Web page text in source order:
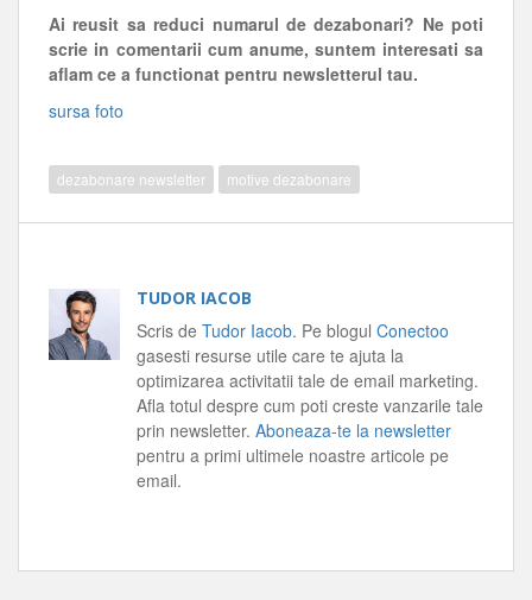
Ai reusit sa reduci numarul de dezabonari? Ne poti
scrie in comentarii cum anume, suntem interesati sa
aflam ce a functionat pentru newsletterul tau.
sursa foto
dezabonare newsletter motive dezabonare
TUDOR IACOB
Scris de Tudor Iacob. Pe blogul Conectoo
gasesti resurse utile care te ajuta la
optimizarea activitatii tale de email marketing.
Afla totul despre cum poti creste vanzarile tale
prin newsletter. Aboneaza-te la newsletter
pentru a primi ultimele noastre articole pe
email.